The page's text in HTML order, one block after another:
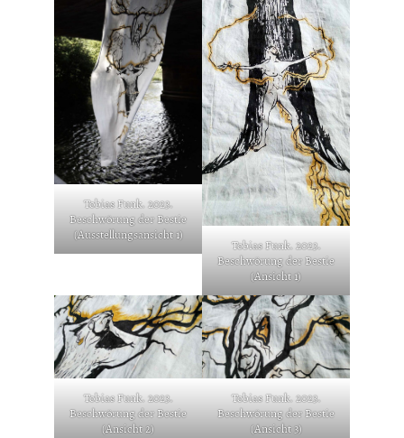
Tobias Funk. 2023.
Beschwörung der Bestie
(Ausstellungsansicht 1)
Tobias Funk. 2023.
Beschwörung der Bestie
(Ansicht 1)
Tobias Funk. 2023.
Beschwörung der Bestie
(Ansicht 2)
Tobias Funk. 2023.
Beschwörung der Bestie
(Ansicht 3)